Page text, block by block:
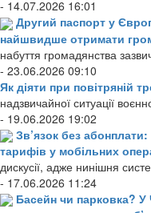
- 14.07.2026 16:01
Другий паспорт у
найшвидше отримати
набуття громадянства
- 23.06.2026 09:10
Як діяти при повітряній
надзвичайної ситуації
- 19.06.2026 19:02
Зв’язок без
тарифів у мобільних
дискусії, адже нинішня
- 17.06.2026 11:24
Басейн чи парковка? У